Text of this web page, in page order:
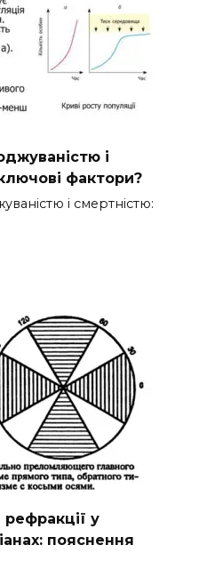
і
фактори?
і смертністю:
у
пояснення